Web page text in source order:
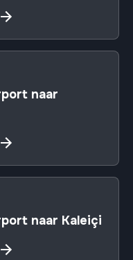
naar
naar Kaleiçi